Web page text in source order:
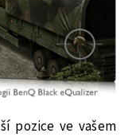
pozice ve vašem